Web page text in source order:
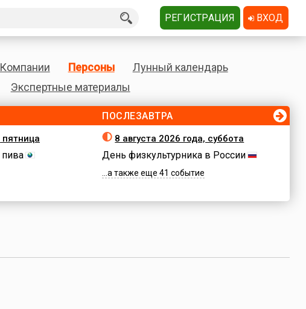
Компании Персоны
Лунный календарь
Экспертные материалы
пятница
ПОСЛЕЗАВТРА
8 августа 2026 года, суббота
День физкультурника в России
...а также еще 41 событие
РЕГИСТРАЦИЯ ВХОД